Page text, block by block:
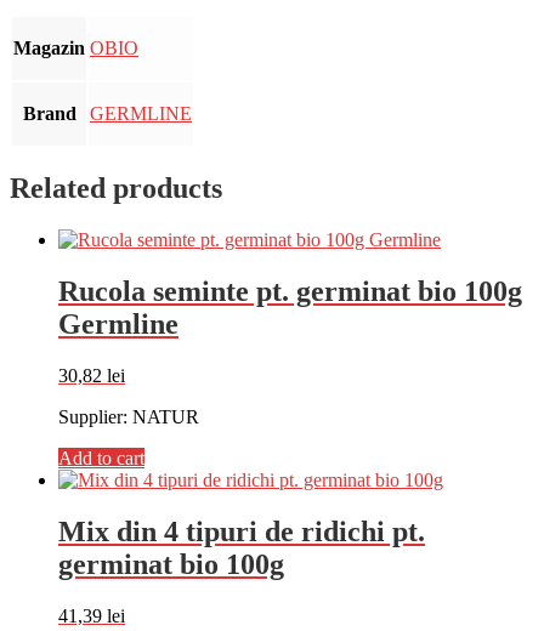
Magazin OBIO
Brand GERMLINE
Related products
Rucola seminte pt. germinat bio 100g
Germline
30,82 lei
Supplier: NATUR
Add to cart
Mix din 4 tipuri de ridichi pt.
germinat bio 100g
41,39 lei